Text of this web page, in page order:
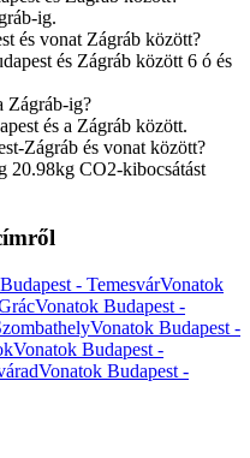
ig.
és vonat Zágráb között?
és Zágráb között 6 ó és
Zágráb-ig?
és a Zágráb között.
Zágráb és vonat között?
20.98kg CO2-kibocsátást
- TemesvárVonatok
Vonatok Budapest -
Vonatok Budapest -
Vonatok Budapest -
Vonatok Budapest -